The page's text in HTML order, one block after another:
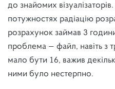
до знайомих
потужностях радіацію
розрахунок займав 3
проблема — файл, навіть з
мало бути 16, важив
ними було нестерпно.